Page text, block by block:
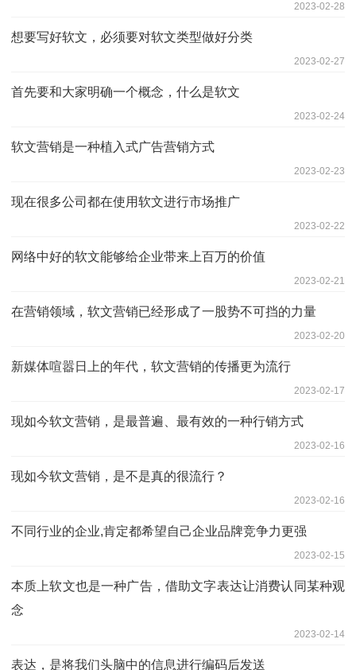
2023-02-28
想要写好软文，必须要对软文类型做好分类
2023-02-27
首先要和大家明确一个概念，什么是软文
2023-02-24
软文营销是一种植入式广告营销方式
2023-02-23
现在很多公司都在使用软文进行市场推广
2023-02-22
网络中好的软文能够给企业带来上百万的价值
2023-02-21
在营销领域，软文营销已经形成了一股势不可挡的力量
2023-02-20
新媒体喧嚣日上的年代，软文营销的传播更为流行
2023-02-17
现如今软文营销，是最普遍、最有效的一种行销方式
2023-02-16
现如今软文营销，是不是真的很流行？
2023-02-16
不同行业的企业,肯定都希望自己企业品牌竞争力更强
2023-02-15
本质上软文也是一种广告，借助文字表达让消费认同某种观
念
2023-02-14
表达，是将我们头脑中的信息进行编码后发送